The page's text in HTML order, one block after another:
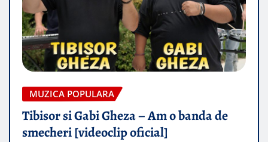
MUZICA POPULARA
Tibisor si Gabi Gheza – Am o banda de
smecheri [videoclip oficial]